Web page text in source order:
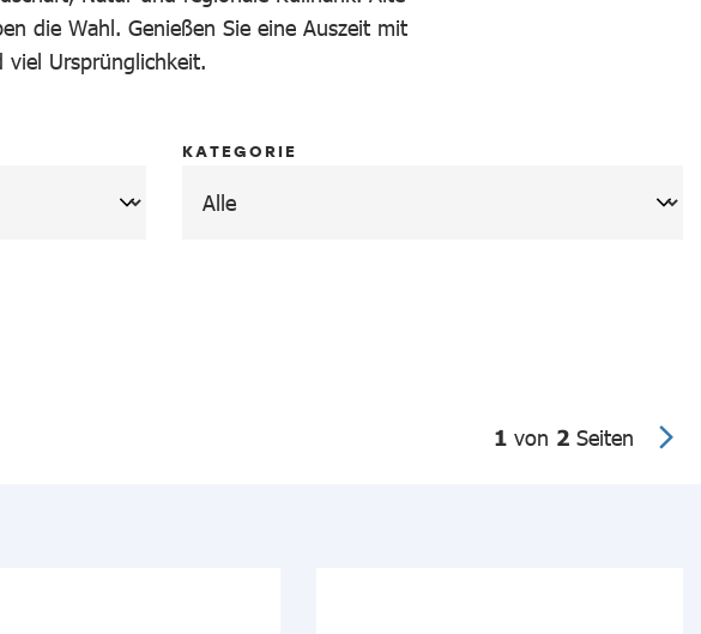
die Wahl. Genießen Sie eine Auszeit mit
viel Ursprünglichkeit.
KATEGORIE
1 von 2 Seiten